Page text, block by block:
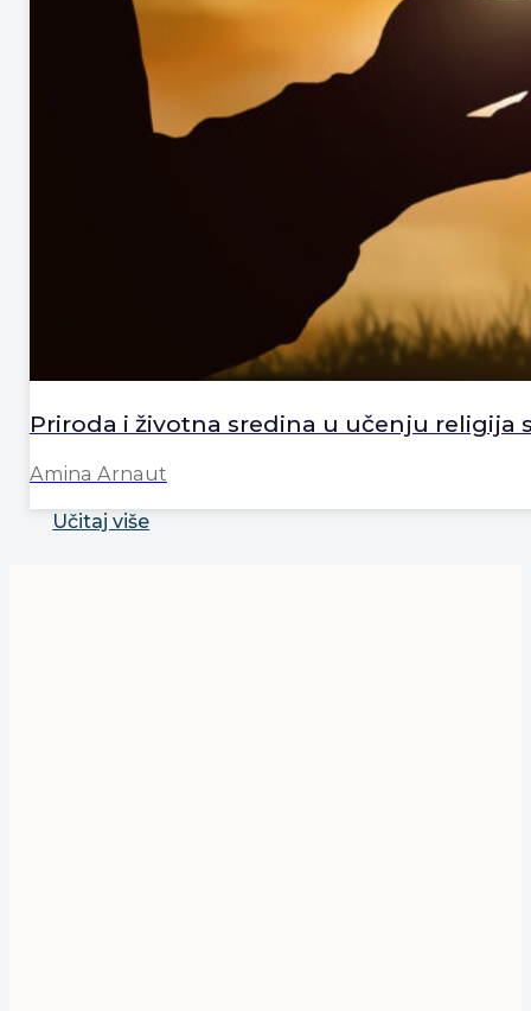
Priroda i životna sredina u učenju religija
Amina Arnaut
Učitaj više